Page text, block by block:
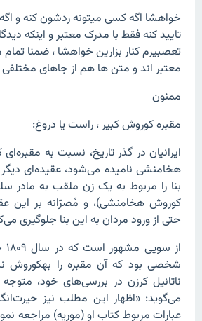
خواهشا اگه کسی میتونه ردشون کنه و
تایید کنه فقط با مدرک معتبر و اینکه
تعصبیرم کنار بزارین خواهشا ، ضمنا
معتبر اند و متن ها هم از جاهای
ممنون
مقبره کوروش کبیر ، راست یا دروغ:
ایرانیان در گذر تاریخ، نسبت به
هخامنشی نامیده می‌شود، عقیده‌ای دیگر
بنا را مربوط به یک زن ملقب به مادر
کوروش هخامنشی)، و مُصرّانه بر این
حتی از ورود مردان به این بنا جلوگیری
شخصی بود که آن مقبره را بهکوروش
ناتانیل کرزن در بررسی‌های خود،
می‌گوید: «اظهار این مطلب نیز
عبارات مربوط کتاب او (موریه) مراجعه